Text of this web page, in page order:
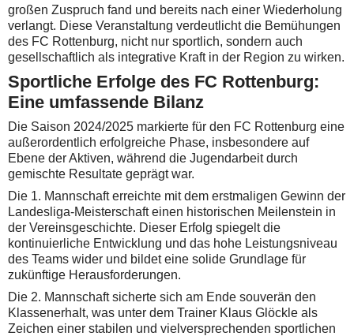
großen Zuspruch fand und bereits nach einer Wiederholung
verlangt. Diese Veranstaltung verdeutlicht die Bemühungen
des FC Rottenburg, nicht nur sportlich, sondern auch
gesellschaftlich als integrative Kraft in der Region zu wirken.
Sportliche Erfolge des FC Rottenburg:
Eine umfassende Bilanz
Die Saison 2024/2025 markierte für den FC Rottenburg eine
außerordentlich erfolgreiche Phase, insbesondere auf
Ebene der Aktiven, während die Jugendarbeit durch
gemischte Resultate geprägt war.
Die 1. Mannschaft erreichte mit dem erstmaligen Gewinn der
Landesliga-Meisterschaft einen historischen Meilenstein in
der Vereinsgeschichte. Dieser Erfolg spiegelt die
kontinuierliche Entwicklung und das hohe Leistungsniveau
des Teams wider und bildet eine solide Grundlage für
zukünftige Herausforderungen.
Die 2. Mannschaft sicherte sich am Ende souverän den
Klassenerhalt, was unter dem Trainer Klaus Glöckle als
Zeichen einer stabilen und vielversprechenden sportlichen